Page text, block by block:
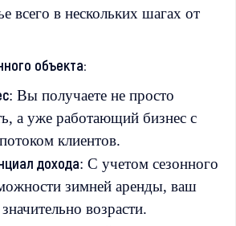
всего в нескольких шагах от
объекта:
: Вы получаете не просто
а уже работающий бизнес с
клиентов.
дохода: С учетом сезонного
зимней аренды, ваш
возрасти.